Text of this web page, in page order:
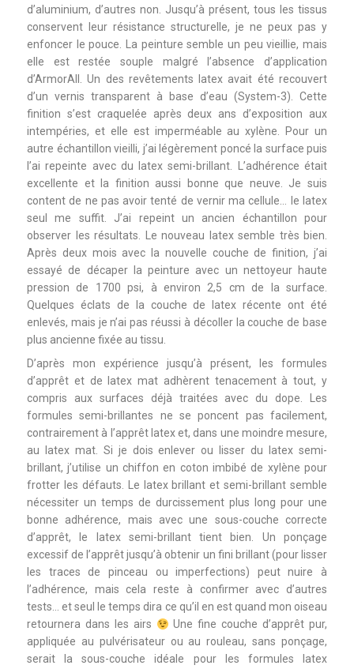
d’aluminium, d’autres non. Jusqu’à présent, tous les tissus
conservent leur résistance structurelle, je ne peux pas y
enfoncer le pouce. La peinture semble un peu vieillie, mais
elle est restée souple malgré l’absence d’application
d’ArmorAll. Un des revêtements latex avait été recouvert
d’un vernis transparent à base d’eau (System-3). Cette
finition s’est craquelée après deux ans d’exposition aux
intempéries, et elle est imperméable au xylène. Pour un
autre échantillon vieilli, j’ai légèrement poncé la surface puis
l’ai repeinte avec du latex semi-brillant. L’adhérence était
excellente et la finition aussi bonne que neuve. Je suis
content de ne pas avoir tenté de vernir ma cellule… le latex
seul me suffit. J’ai repeint un ancien échantillon pour
observer les résultats. Le nouveau latex semble très bien.
Après deux mois avec la nouvelle couche de finition, j’ai
essayé de décaper la peinture avec un nettoyeur haute
pression de 1700 psi, à environ 2,5 cm de la surface.
Quelques éclats de la couche de latex récente ont été
enlevés, mais je n’ai pas réussi à décoller la couche de base
plus ancienne fixée au tissu.
D’après mon expérience jusqu’à présent, les formules
d’apprêt et de latex mat adhèrent tenacement à tout, y
compris aux surfaces déjà traitées avec du dope. Les
formules semi-brillantes ne se poncent pas facilement,
contrairement à l’apprêt latex et, dans une moindre mesure,
au latex mat. Si je dois enlever ou lisser du latex semi-
brillant, j’utilise un chiffon en coton imbibé de xylène pour
frotter les défauts. Le latex brillant et semi-brillant semble
nécessiter un temps de durcissement plus long pour une
bonne adhérence, mais avec une sous-couche correcte
d’apprêt, le latex semi-brillant tient bien. Un ponçage
excessif de l’apprêt jusqu’à obtenir un fini brillant (pour lisser
les traces de pinceau ou imperfections) peut nuire à
l’adhérence, mais cela reste à confirmer avec d’autres
tests… et seul le temps dira ce qu’il en est quand mon oiseau
retournera dans les airs
Une fine couche d’apprêt pur,
appliquée au pulvérisateur ou au rouleau, sans ponçage,
serait la sous-couche idéale pour les formules latex